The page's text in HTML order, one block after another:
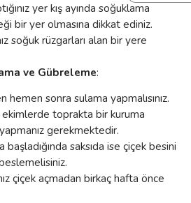
yer kış ayında soğuklama
bir yer olmasına dikkat ediniz.
soğuk rüzgarları alan bir yere
ve Gübreleme:
hemen sonra sulama yapmalısınız.
ekimlerde toprakta bir kuruma
gerekmektedir.
saksıda ise çiçek besini
çiçek açmadan birkaç hafta önce